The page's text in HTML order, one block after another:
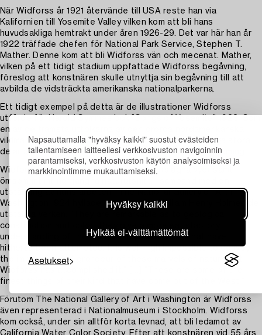
Napsauttamalla "hyväksy kaikki" suostut evästeiden
tallentamiseen laitteellesi verkkosivuston navigoinnin
parantamiseksi, verkkosivuston käytön analysoimiseksi ja
markkinointimme mukauttamiseksi.
Hyväksy kaikki
Hylkää ei-välttämättömät
Asetukset
När Widforss år 1921 återvände till USA reste han via
Kalifornien till Yosemite Valley vilken kom att bli hans
huvudsakliga hemtrakt under åren 1926-29. Det var här han år
1922 träffade chefen för National Park Service, Stephen T.
Mather. Denne kom att bli Widforss vän och mecenat. Mather,
vilken på ett tidigt stadium uppfattade Widforss begåvning,
föreslog att konstnären skulle utnyttja sin begåvning till att
avbilda de vidsträckta amerikanska nationalparkerna.
Ett tidigt exempel på detta är de illustrationer Widforss
utförde för Harold Symmes bok ”Songs of Yosemite” 1923. Som
en av de främsta uttolkarna av den orörda nordamerikanska
vildmarkens skönhet kom Gunnar Widforss att tillbringa stora
delar av sitt liv i Kalifornien, Colorado, Arizona och Wyoming.
Widforss akvareller avbildar ömsom storslagna vyer samt
ömsom intimt närgångna naturutsnitt. I samband med en
utställning av hans arbeten i The National Gallery of Art i
Washington 1924 hyllade museichefen William Henry Holmes de
utställda verken: “They are remarkable as to geological
construction and color. They give a more satisfactory
understanding of the Grand Canyon than any that have
hitherto been attempted. It is well nigh impossible to convey
the immensity and grandeur of these marvels of nature but
Widforss has accomplished it.” […] “These are some of the
finest things of their kind that have come out of the West.”
Förutom The National Gallery of Art i Washington är Widforss
även representerad i Nationalmuseum i Stockholm. Widforss
kom också, under sin alltför korta levnad, att bli ledamot av
California Water Color Society. Efter att konstnären vid 55 års